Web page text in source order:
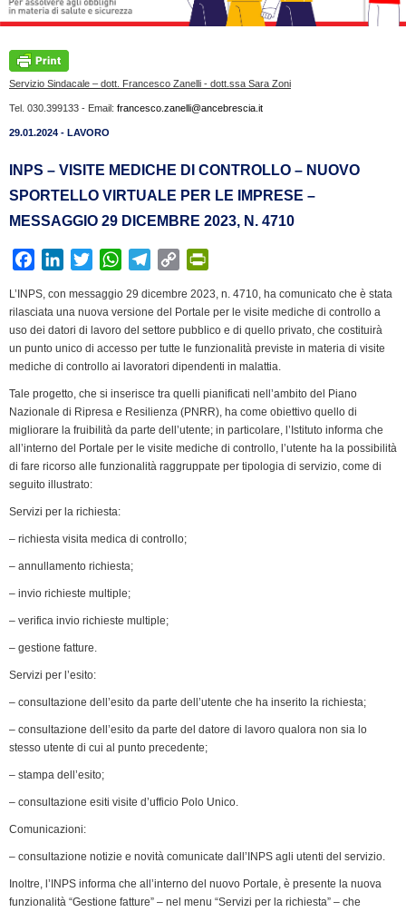
Servizio Sindacale – dott. Francesco Zanelli - dott.ssa Sara Zoni
Tel. 030.399133 - Email: francesco.zanelli@ancebrescia.it
29.01.2024 - LAVORO
INPS – VISITE MEDICHE DI CONTROLLO – NUOVO
SPORTELLO VIRTUALE PER LE IMPRESE –
MESSAGGIO 29 DICEMBRE 2023, N. 4710
c
e
b
o
o
k
n
k
e
d
I
n
i
t
t
e
r
W
a
s
A
p
p
l
e
g
r
a
m
C
p
y
L
i
n
k
i
n
t
F
r
i
e
n
L’INPS, con messaggio 29 dicembre 2023, n. 4710, ha comunicato che è stata
rilasciata una nuova versione del Portale per le visite mediche di controllo a
uso dei datori di lavoro del settore pubblico e di quello privato, che costituirà
un punto unico di accesso per tutte le funzionalità previste in materia di visite
mediche di controllo ai lavoratori dipendenti in malattia.
Tale progetto, che si inserisce tra quelli pianificati nell’ambito del Piano
Nazionale di Ripresa e Resilienza (PNRR), ha come obiettivo quello di
migliorare la fruibilità da parte dell’utente; in particolare, l’Istituto informa che
all’interno del Portale per le visite mediche di controllo, l’utente ha la possibilità
di fare ricorso alle funzionalità raggruppate per tipologia di servizio, come di
seguito illustrato:
Servizi per la richiesta:
– richiesta visita medica di controllo;
– annullamento richiesta;
– invio richieste multiple;
– verifica invio richieste multiple;
– gestione fatture.
Servizi per l’esito:
– consultazione dell’esito da parte dell’utente che ha inserito la richiesta;
– consultazione dell’esito da parte del datore di lavoro qualora non sia lo
stesso utente di cui al punto precedente;
– stampa dell’esito;
– consultazione esiti visite d’ufficio Polo Unico.
Comunicazioni:
– consultazione notizie e novità comunicate dall’INPS agli utenti del servizio.
Inoltre, l’INPS informa che all’interno del nuovo Portale, è presente la nuova
funzionalità “Gestione fatture” – nel menu “Servizi per la richiesta” – che